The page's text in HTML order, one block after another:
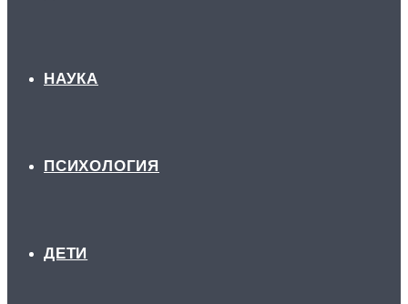
НАУКА
ПСИХОЛОГИЯ
ДЕТИ